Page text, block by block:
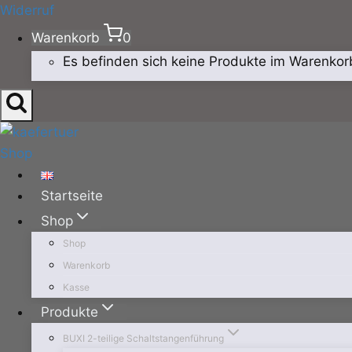
Zum
Inhalt
springen
Widerruf
Warenkorb
0
Es befinden sich keine Produkte im
Startseite
Shop
Shop
Warenkorb
Kasse
Produkte
BUXI 2-teilige Schaltstangenführung